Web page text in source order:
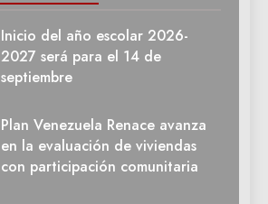
Inicio del año escolar 2026-
2027 será para el 14 de
septiembre
Plan Venezuela Renace avanza
en la evaluación de viviendas
con participación comunitaria